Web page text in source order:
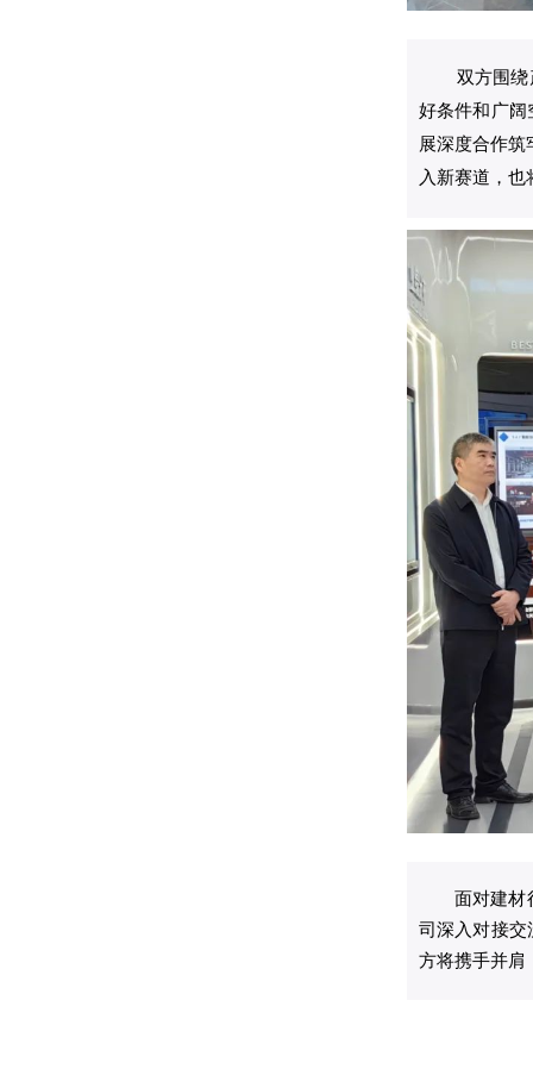
双方围
好条件和广阔
展深度合作筑
入新赛道，
面对建材
司深入对接交
方将携手并肩